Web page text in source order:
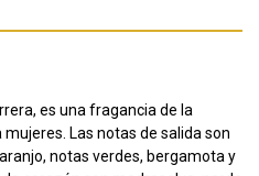
es una fragancia de la
Las notas de salida son
notas verdes, bergamota y